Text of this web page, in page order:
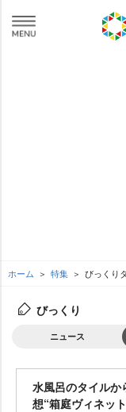
ホーム 特集 びっくり
びっくり
ニュース
水風呂のタイルか
想“箱庭ヴィネッ